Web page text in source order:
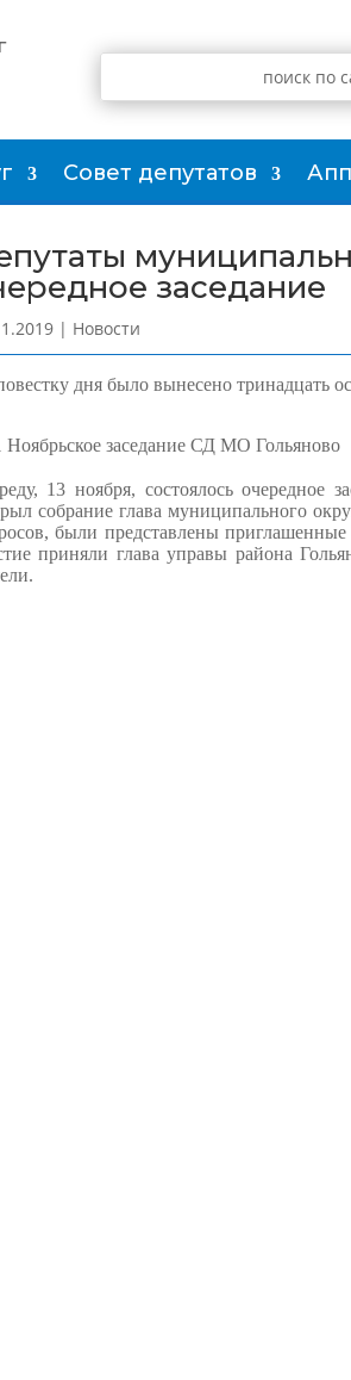
Совет депутатов
заседание
| Новости
дня было вынесено тринадцать
13 ноября, состоялось очередное
собрание глава муниципального
были представлены
приняли глава управы района